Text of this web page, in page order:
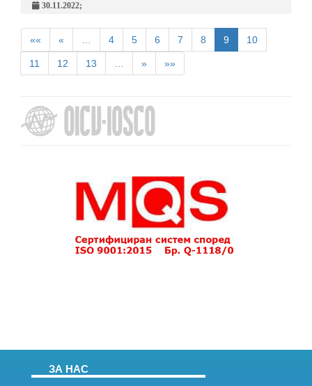
30.11.2022;
«« « … 4 5 6 7 8 9 10
11 12 13 … » »»
ЗА НАС